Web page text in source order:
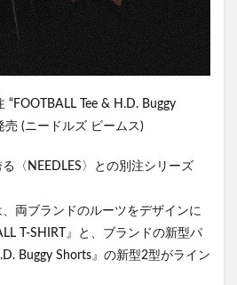
“FOOTBALL Tee & H.D. Buggy
(ニードルズ ビームス)
〈NEEDLES〉との別注シリーズ
両ブランドのルーツをデザインに
T-SHIRT』と、ブランドの新型パ
Buggy Shorts』の新型2型がライン